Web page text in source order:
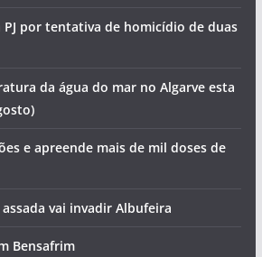
por tentativa de homicídio de duas
da água do mar no Algarve esta
e apreende mais de mil doses de
vai invadir Albufeira
Bensafrim